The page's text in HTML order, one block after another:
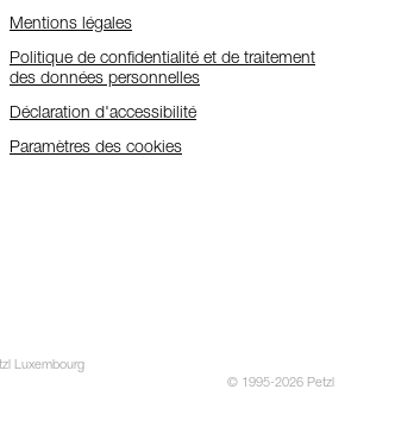
Mentions légales
Politique de confidentialité et de traitement
des données personnelles
Déclaration d'accessibilité
Paramètres des cookies
Luxembourg
© 1995-2026 Petzl